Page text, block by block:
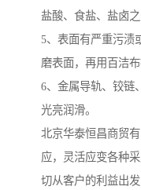
盐酸、食盐、盐卤之
5、表面有严重污渍
磨表面，再用百洁布
6、金属导轨、铰链
光亮润滑。
北京华泰恒昌商贸
应，灵活应变各种
切从客户的利益出